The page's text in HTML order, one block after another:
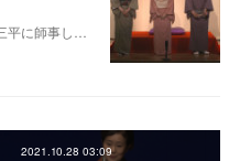
に師事し…
2021.10.28 03:09